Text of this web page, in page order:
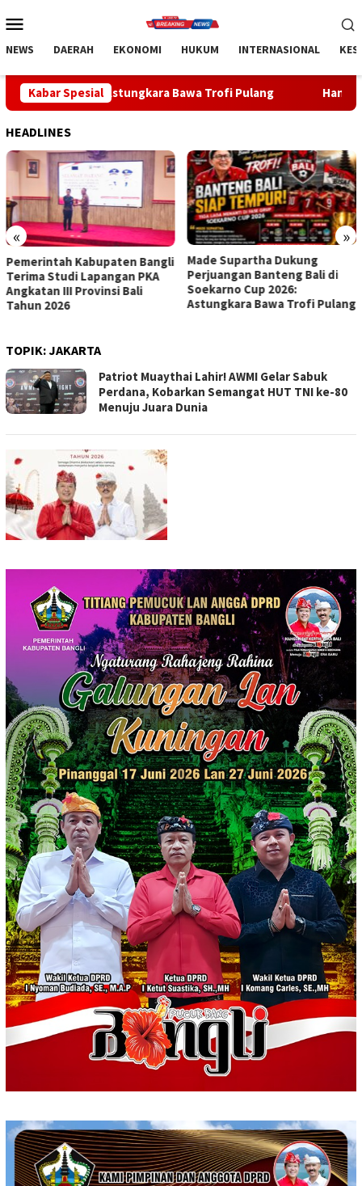
ke
Mobile
NEWS DAERAH EKONOMI HUKUM INTERNASIONAL
Kabar Spesial
Astungkara Bawa Trofi Pulang Handball Bali Juara
HEADLINES
« »
Made Supartha Dukung
Perjuangan Banteng Bali di
Soekarno Cup 2026:
Astungkara Bawa Trofi Pulang
Handball Bali Juara Kejurnas
U-19 2026, Regenerasi Atlet
Muda Mulai Berbuah Prestasi
TOPIK:JAKARTA
Patriot Muaythai Lahir! AWMI Gelar Sabuk
Perdana, Kobarkan Semangat HUT TNI ke-80
Menuju Juara Dunia